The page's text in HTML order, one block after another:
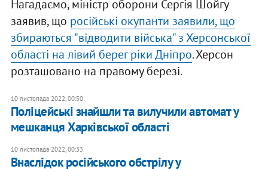
Нагадаємо, міністр оборони Сергія Шойгу
заявив, що російські окупанти заявили, що
збираються "відводити війська" з Херсонської
області на лівий берег ріки Дніпро. Херсон
розташовано на правому березі.
10 листопада 2022, 00:50
Поліцейські знайшли та вилучили автомат у
мешканця Харківської області
10 листопада 2022, 00:33
Внаслідок російського обстрілу у